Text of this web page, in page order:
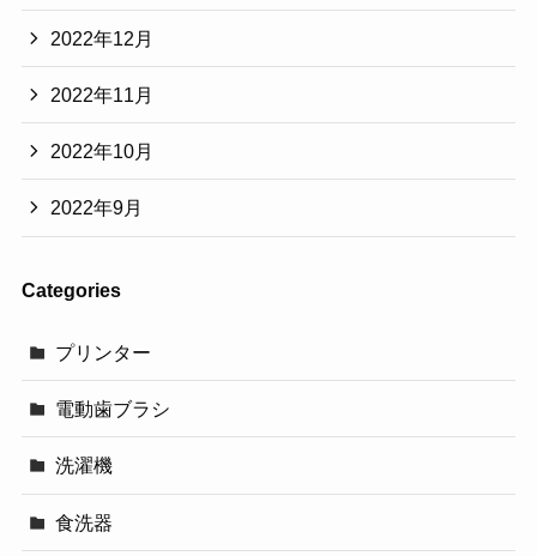
2022年12月
2022年11月
2022年10月
2022年9月
Categories
プリンター
電動歯ブラシ
洗濯機
食洗器